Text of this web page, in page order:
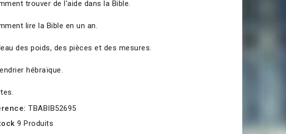
trouver de l'aide dans la Bible.
lire la Bible en un an.
des poids, des pièces et des mesures.
hébraïque.
TBABIB52695
9 Produits